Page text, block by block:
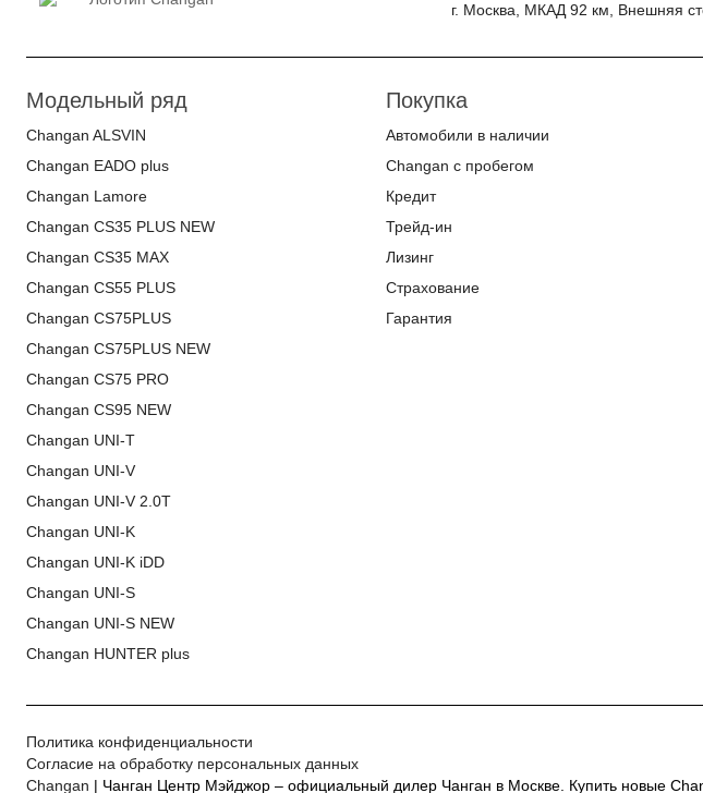
г. Москва, МКАД 92 км, Внешняя
Модельный ряд
Changan ALSVIN
Changan EADO plus
Changan Lamore
Changan CS35 PLUS NEW
Changan CS35 MAX
Changan CS55 PLUS
Changan CS75PLUS
Changan CS75PLUS NEW
Changan CS75 PRO
Changan CS95 NEW
Changan UNI-T
Changan UNI-V
Changan UNI-V 2.0T
Changan UNI-K
Changan UNI-K iDD
Changan UNI-S
Changan UNI-S NEW
Changan HUNTER plus
Покупка
Автомобили в наличии
Changan с пробегом
Кредит
Трейд-ин
Лизинг
Страхование
Гарантия
Политика конфиденциальности
Согласие на обработку персональных данных
Changan | Чанган Центр Мэйджор – официальный дилер Чанган в Москве. Купить новые